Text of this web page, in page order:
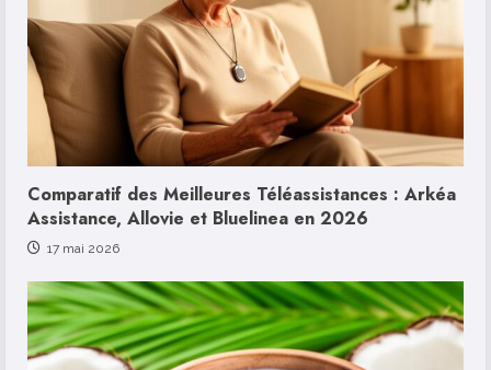
Comparatif des Meilleures Téléassistances : Arkéa
Assistance, Allovie et Bluelinea en 2026
17 mai 2026